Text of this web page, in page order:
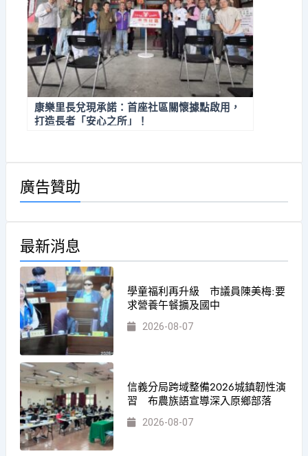
康樂里長兌現承諾：首座社區關懷據點啟用，
打造長者「安心之所」！
廣告贊助
最新消息
學童福利再升級 市議員陳美梅:要
求營養午餐擴及國中
2026-08-07
信義分局跨域整備2026城鎮韌性演
習 布農族語宣導深入原鄉部落
2026-08-07